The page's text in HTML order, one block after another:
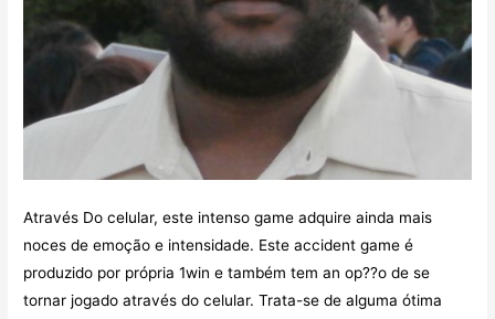
Através Do celular, este intenso game adquire ainda mais
noces de emoção e intensidade. Este accident game é
produzido por própria 1win e também tem an op??o de se
tornar jogado através do celular. Trata-se de alguma ótima